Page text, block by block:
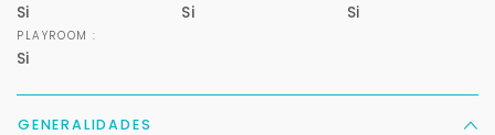
Si Si Si
PLAYROOM :
Si
GENERALIDADES